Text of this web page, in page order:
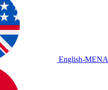
English-MENA